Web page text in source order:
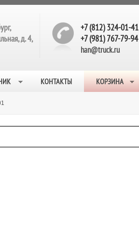
д. 4,
+7 (812) 324-01-41
+7 (981) 767-79-94
han@truck.ru
КОНТАКТЫ КОРЗИНА